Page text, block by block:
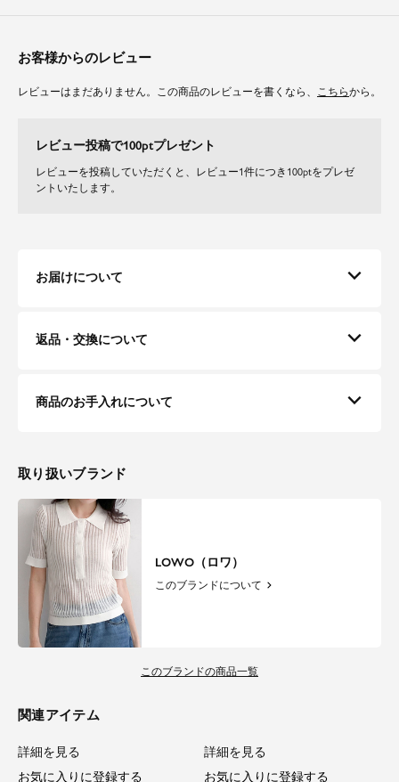
お客様からのレビュー
レビューはまだありません。この商品のレビューを書くなら、 こちらから。
レビュー投稿で100ptプレゼント
レビューを投稿していただくと、レビュー1件につき100ptをプレゼ
ントいたします。
お届けについて
返品・交換について
商品のお手入れについて
取り扱いブランド
LOWO（ロワ）
このブランドについて
このブランドの商品一覧
関連アイテム
詳細を見る
お気に入りに登録する
詳細を見る
お気に入りに登録する